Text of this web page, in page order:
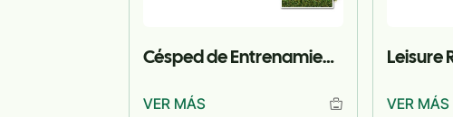
Césped de Entrenamiento Amateur de Hockey
VER MÁS
Leisure
VER MÁS